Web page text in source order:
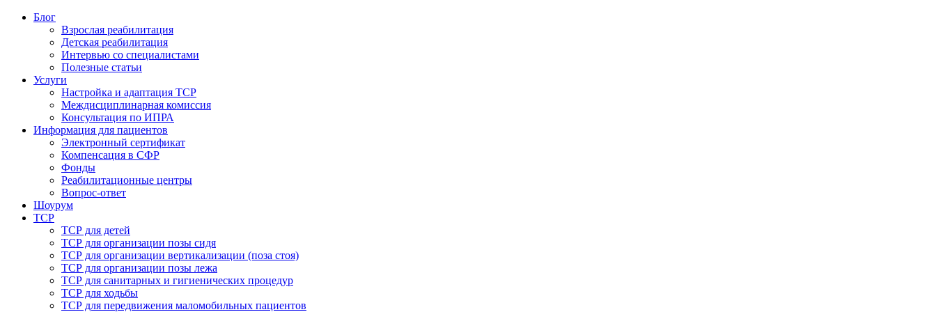
Блог
Взрослая реабилитация
Детская реабилитация
Интервью со специалистами
Полезные статьи
Услуги
Настройка и адаптация ТСР
Междисциплинарная комиссия
Консультация по ИПРА
Информация для пациентов
Электронный сертификат
Компенсация в СФР
Фонды
Реабилитационные центры
Вопрос-ответ
Шоурум
ТСР
ТСР для детей
ТСР для организации позы сидя
ТСР для организации вертикализации (поза стоя)
ТСР для организации позы лежа
ТСР для санитарных и гигиенических процедур
ТСР для ходьбы
ТСР для передвижения маломобильных пациентов